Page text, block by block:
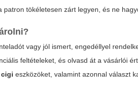
patron tökéletesen zárt legyen, és ne
vagy jól ismert, engedéllyel
feltételeket, és olvasd át a vásárlói
cigi eszközöket, valamint azonnal választ